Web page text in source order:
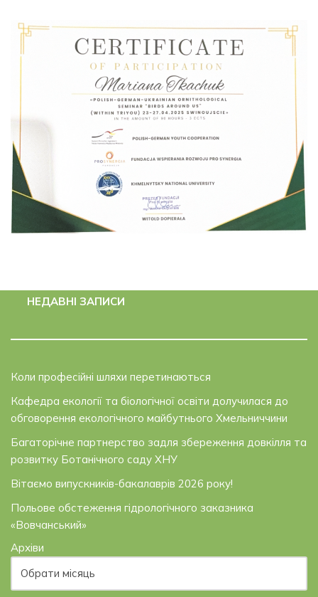
НЕДАВНІ ЗАПИСИ
Коли професійні шляхи перетинаються
Кафедра екології та біологічної освіти долучилася до
обговорення екологічного майбутнього Хмельниччини
Багаторічне партнерство задля збереження довкілля та
розвитку Ботанічного саду ХНУ
Вітаємо випускників-бакалаврів 2026 року!
Польове обстеження гідрологічного заказника
«Вовчанський»
Архіви